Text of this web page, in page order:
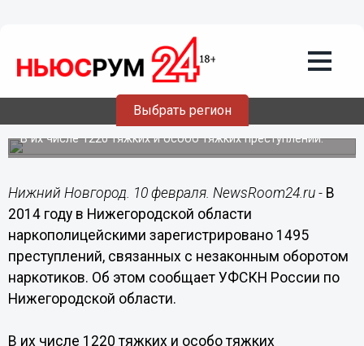
Выбрать регион
Около 1,5 тысяч наркопреступлений
зарегистрировано за год в
Нижегородской области
В их числе 1220 тяжких и особо тяжких преступлений.
Нижний Новгород. 10 февраля. NewsRoom24.ru - В
2014 году в Нижегородской области
наркополицейскими зарегистрировано 1495
преступлений, связанных с незаконным оборотом
наркотиков. Об этом сообщает УФСКН России по
Нижегородской области.
В их числе 1220 тяжких и особо тяжких